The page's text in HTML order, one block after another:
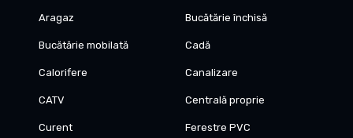
Aragaz Bucătărie închisă
Bucătărie mobilată Cadă
Calorifere Canalizare
CATV Centrală proprie
Curent Ferestre PVC